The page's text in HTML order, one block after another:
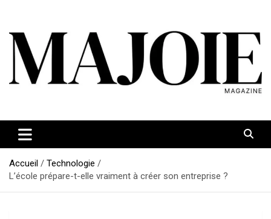
contenu
Accueil
Technologie
L’école prépare-t-elle vraiment à créer son entreprise ?